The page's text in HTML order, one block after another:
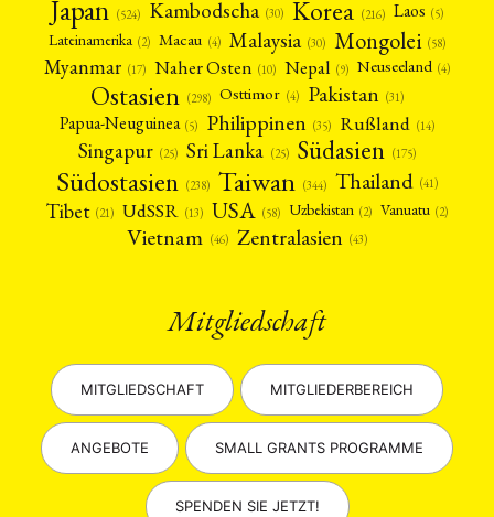
Japan (524) Kambodscha (30) Korea (216) Laos (5)
Lateinamerika (2) Macau (4) Malaysia (30) Mongolei (58)
Myanmar (17) Naher Osten (10) Nepal (9) Neuseeland (4)
Ostasien (298) Osttimor (4) Pakistan (31)
Papua-Neuguinea (5) Philippinen (35) Rußland (14)
Singapur (25) Sri Lanka (25) Südasien (175)
Südostasien (238) Taiwan (344) Thailand (41)
Tibet (21) UdSSR (13) USA (58) Uzbekistan (2) Vanuatu (2)
Vietnam (46) Zentralasien (43)
Mitgliedschaft
MITGLIEDSCHAFT MITGLIEDERBEREICH
ANGEBOTE SMALL GRANTS PROGRAMME
SPENDEN SIE JETZT!